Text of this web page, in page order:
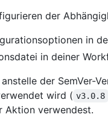
der
in
in deiner
der SemVer-
wird ( v3.0.8
Aktion verwendest.